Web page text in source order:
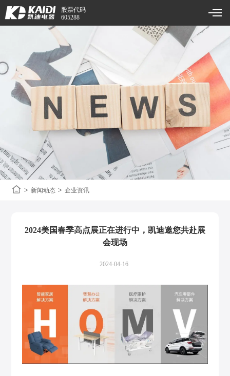
股票代码
605288
> 新闻动态 > 企业资讯
2024美国春季高点展正在进行中，凯迪邀您共赴展
会现场
2024-04-16